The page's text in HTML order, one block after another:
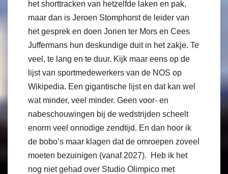
het shorttracken van hetzelfde laken en pak,
maar dan is Jeroen Stomphorst de leider van
het gesprek en doen Jorien ter Mors en Cees
Juffermans hun deskundige duit in het zakje. Te
veel, te lang en te duur. Kijk maar eens op de
lijst van sportmedewerkers van de NOS op
Wikipedia. Een gigantische lijst en dat kan wel
wat minder, veel minder. Geen voor- en
nabeschouwingen bij de wedstrijden scheelt
enorm veel onnodige zendtijd. En dan hoor ik
de bobo’s maar klagen dat de omroepen zoveel
moeten bezuinigen (vanaf 2027). Heb ik het
nog niet gehad over Studio Olimpico met